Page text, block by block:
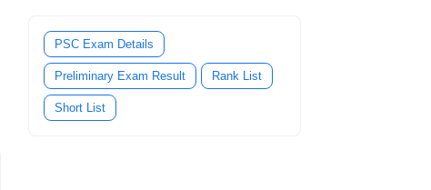
PSC Exam Details
Preliminary Exam Result Rank List
Short List